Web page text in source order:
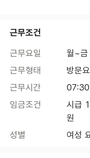
근무조건
근무요일
월~
근무형태
방문
근무시간
임금조건
시급
원
성별 여성